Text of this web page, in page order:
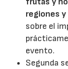
regiones
sobre el
evento.
Segunda